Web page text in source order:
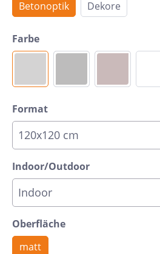
Betonoptik
Dekore
Farbe
Format
Indoor/Outdoor
Oberfläche
matt